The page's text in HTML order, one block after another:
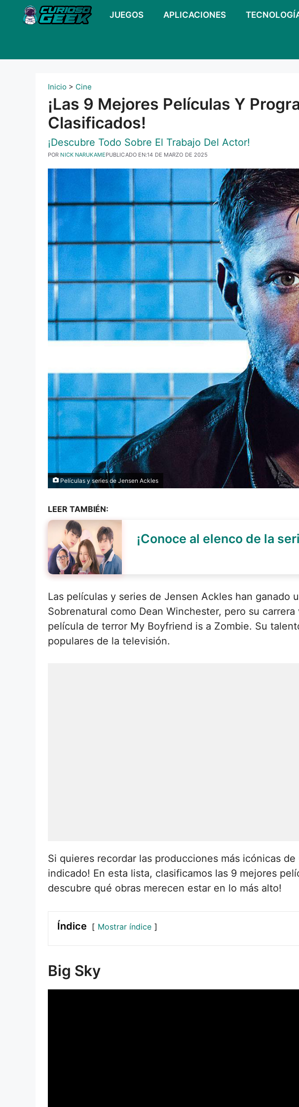
JUEGOS APLICACIONES
Inicio > Cine
¡Las 9 Mejores Películas Y
Clasificados!
¡Descubre Todo Sobre El Trabajo Del Actor!
PUBLICADO EN:14 DE MARZO DE 2025
POR NICK NARUKAME
Películas y series de Jensen Ackles
LEER TAMBIÉN:
¡Conoce al elenco de la
Las películas y series de Jensen Ackles han ganado
Sobrenatural como Dean Winchester, pero su
película de terror My Boyfriend is a Zombie. Su
populares de la televisión.
Si quieres recordar las producciones más icónicas
indicado! En esta lista, clasificamos las 9 mejores
descubre qué obras merecen estar en lo más alto!
Índice Mostrar índice
Big Sky